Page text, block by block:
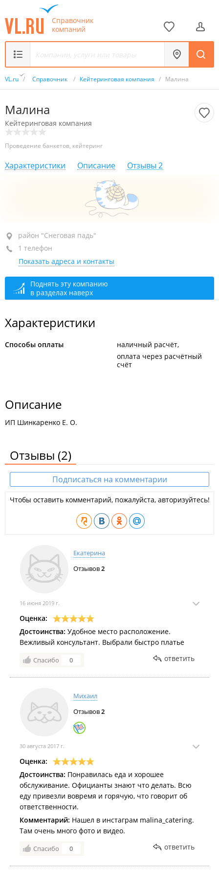
Справочник
компаний
VL.ru / Справочник / Кейтеринговая компания / Малина
Малина
Кейтеринговая компания
Проведение банкетов, кейтеринг
Характеристики Описание Отзывы 2
район "Снеговая падь", ул. Адмирала Горшкова, 79
+7 914 704-24-36
закрыто, откроется в 09:00
район "Снеговая падь"
1 телефон
Показать адреса и контакты
Поднять эту компанию
в разделах наверх
Характеристики
Способы оплаты
наличный расчёт
оплата через расчётный
счёт
Описание
ИП Шинкаренко Е. О.
Отзывы (2)
Подписаться на комментарии
Чтобы оставить комментарий, пожалуйста, авторизуйтесь!
Екатерина
Отзывов2
16 июня 2019 г.
Оценка:
Достоинства: Удобное место расположение.
Вежливый консультант. Выбрали быстро платье
Спасибо 0 ответить
Михаил
Отзывов2
30 августа 2017 г.
Оценка:
Достоинства: Понравилась еда и хорошее
обслуживание. Официанты знают что делать. Всю
еду привезли вовремя и горячую, что говорит об
ответственности.
Комментарий: Нашел в инстаграм malina_catering.
Там очень много фото и видео.
Спасибо 0 ответить